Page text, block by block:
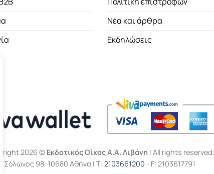
Νέα και άρθρα
Εκδηλώσεις
2026 © Εκδοτικός Οίκος Α.Α. Λιβάνη | All rights reserved.
Σόλωνος 98, 10680 Αθήνα | Τ: 2103661200 - F: 2103617791